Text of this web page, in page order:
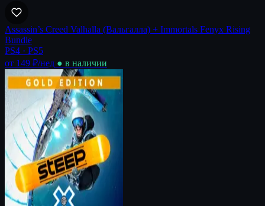
Assassin’s Creed Valhalla (Вальгалла) + Immortals Fenyx Rising
Bundle
PS4 · PS5
от 149 ₽/нед ● в наличии